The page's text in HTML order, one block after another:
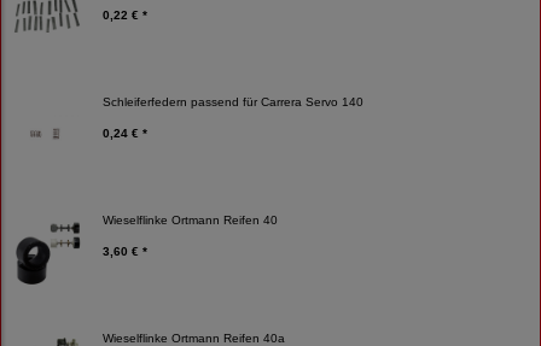
0,22 € *
Schleiferfedern passend für Carrera Servo 140
0,24 € *
Wieselflinke Ortmann Reifen 40
3,60 € *
Wieselflinke Ortmann Reifen 40a